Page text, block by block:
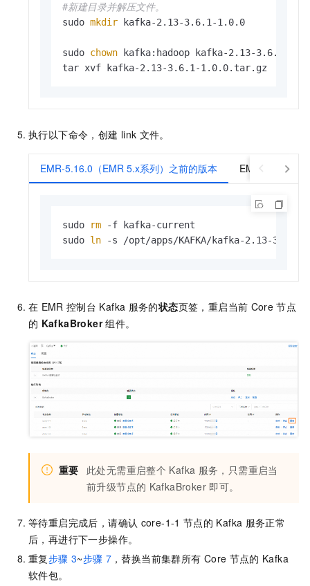
#新建目录并解压文件。
sudo mkdir kafka-2.13-3.6.1-1.0.0
sudo chown kafka:hadoop kafka-2.13-3.6.1-
tar xvf kafka-2.13-3.6.1-1.0.0.tar.gz
执行以下命令，创建 link 文件。
EMR-5.16.0（EMR 5.x系列）之前的版本 EMR-3.50.0（
sudo rm -f kafka-current
sudo ln -s /opt/apps/KAFKA/kafka-2.13-
在 EMR 控制台 Kafka 服务的状态页签，重启当前 Core 节点
的 KafkaBroker 组件。
重要 此处无需重启整个 Kafka 服务，只需重启当
前升级节点的 KafkaBroker 即可。
等待重启完成后，请确认 core-1-1 节点的 Kafka 服务正常
后，再进行下一步操作。
重复步骤 3~步骤 7 ，替换当前集群所有 Core 节点的 Kafka
软件包。